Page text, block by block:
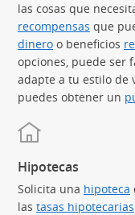
las cosas que
recompensas (Se
que
dinero (Se abre en
o beneficios
opciones, puede ser
adapte a tu estilo de
puedes obtener un
Hipotecas
Solicita una hipoteca
las tasas hipotecarias